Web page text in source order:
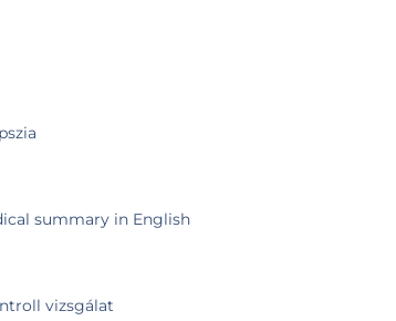
summary in English
vizsgálat